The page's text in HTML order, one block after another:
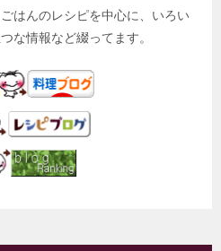
はんのレシピを中心に、いろい
な情報など綴ってます。